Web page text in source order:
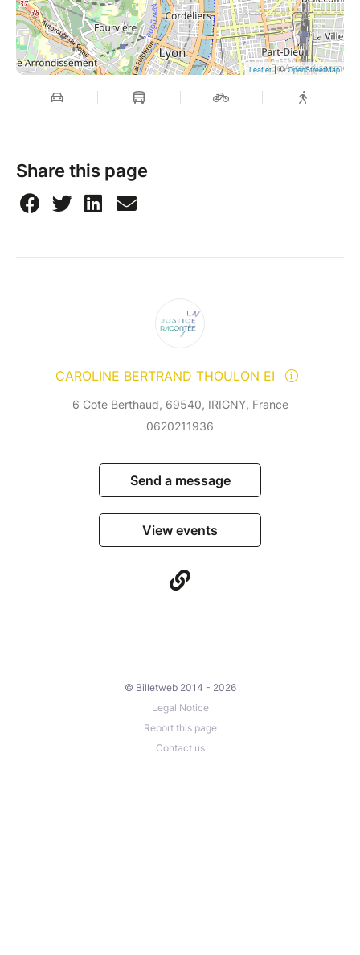
Leaflet| ©OpenStreetMap
Share this page
CAROLINE BERTRAND THOULON EI
6 Cote Berthaud, 69540, IRIGNY, France
0620211936
Send a message
View events
© Billetweb 2014 - 2026
Legal Notice
Report this page
Contact us